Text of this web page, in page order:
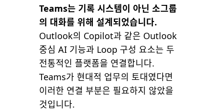
Teams는 기록 시스템이 아닌 소그룹
의 대화를 위해 설계되었습니다.
Outlook의 Copilot과 같은 Outlook
중심 AI 기능과 Loop 구성 요소는 두
전통적인 플랫폼을 연결합니다.
Teams가 현대적 업무의 토대였다면
이러한 연결 부분은 필요하지 않았을
것입니다.